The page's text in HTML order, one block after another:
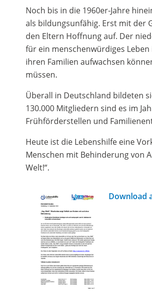
Noch bis in die 1960er-Jahre
als bildungsunfähig. Erst mit der
den Eltern Hoffnung auf. Der
für ein menschenwürdiges
ihren Familien aufwachsen
müssen.
Überall in Deutschland bildeten
130.000 Mitgliedern sind es im
Frühförderstellen und
Heute ist die Lebenshilfe eine
Menschen mit Behinderung von
Welt!“.
Download